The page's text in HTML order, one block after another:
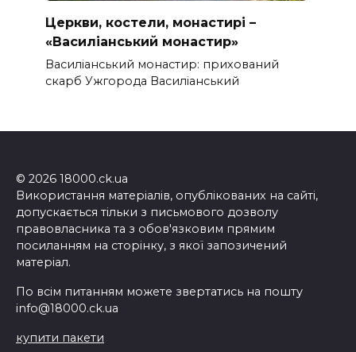
Церкви, костели, монастирі –
«Василіанський монастир»
Василіанський монастир: прихований
скарб Ужгорода Василіанський
© 2026 18000.ck.ua
Використання матеріалів, опублікованих на сайті,
допускається тільки з письмового дозволу
правовласника та з обов'язковим прямим
посиланням на сторінку, з якої запозичений
матеріал.
По всім питанням можете звертатись на пошту
info@18000.ck.ua
купити пакети